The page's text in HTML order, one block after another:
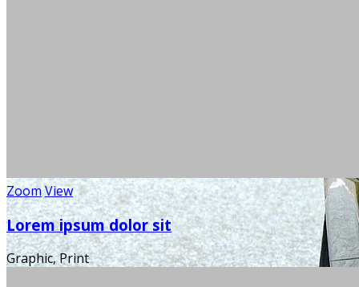
ZoomView
Lorem ipsum dolor sit
Graphic, Print